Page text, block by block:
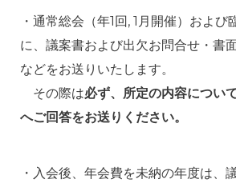
・通常総会（年1回, 1月開催）およ
に、議案書および出欠お問合せ・書
などをお送りいたします。
その際は必ず、所定の内容につい
へご回答をお送りください。
・入会後、年会費を未納の年度は、